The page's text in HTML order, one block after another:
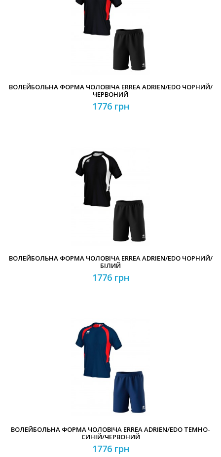
ВОЛЕЙБОЛЬНА ФОРМА ЧОЛОВІЧА ERREA ADRIEN/EDO ЧОРНИЙ/
ЧЕРВОНИЙ
1776 грн
ВОЛЕЙБОЛЬНА ФОРМА ЧОЛОВІЧА ERREA ADRIEN/EDO ЧОРНИЙ/
БІЛИЙ
1776 грн
ВОЛЕЙБОЛЬНА ФОРМА ЧОЛОВІЧА ERREA ADRIEN/EDO ТЕМНО-
СИНІЙ/ЧЕРВОНИЙ
1776 грн
Забули свій пароль? Забули свій логін?